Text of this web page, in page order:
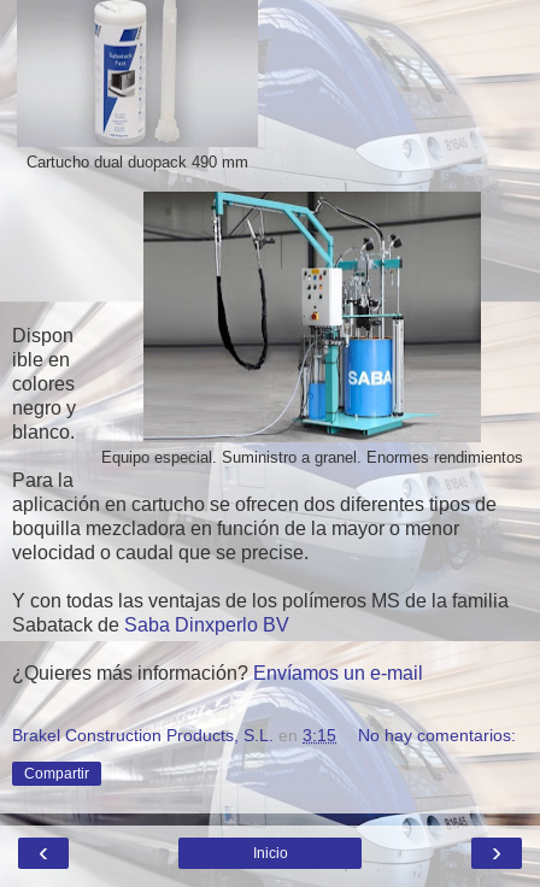
Cartucho dual duopack 490 mm
Equipo especial. Suministro a granel. Enormes rendimientos
Dispon
ible en
colores
negro y
blanco.
Para la
aplicación en cartucho se ofrecen dos diferentes tipos de
boquilla mezcladora en función de la mayor o menor
velocidad o caudal que se precise.
Y con todas las ventajas de los polímeros MS de la familia
Sabatack de Saba Dinxperlo BV
¿Quieres más información?Envíamos un e-mail
Brakel Construction Products, S.L. en 3:15 No hay comentarios:
Compartir
‹ ›
Inicio